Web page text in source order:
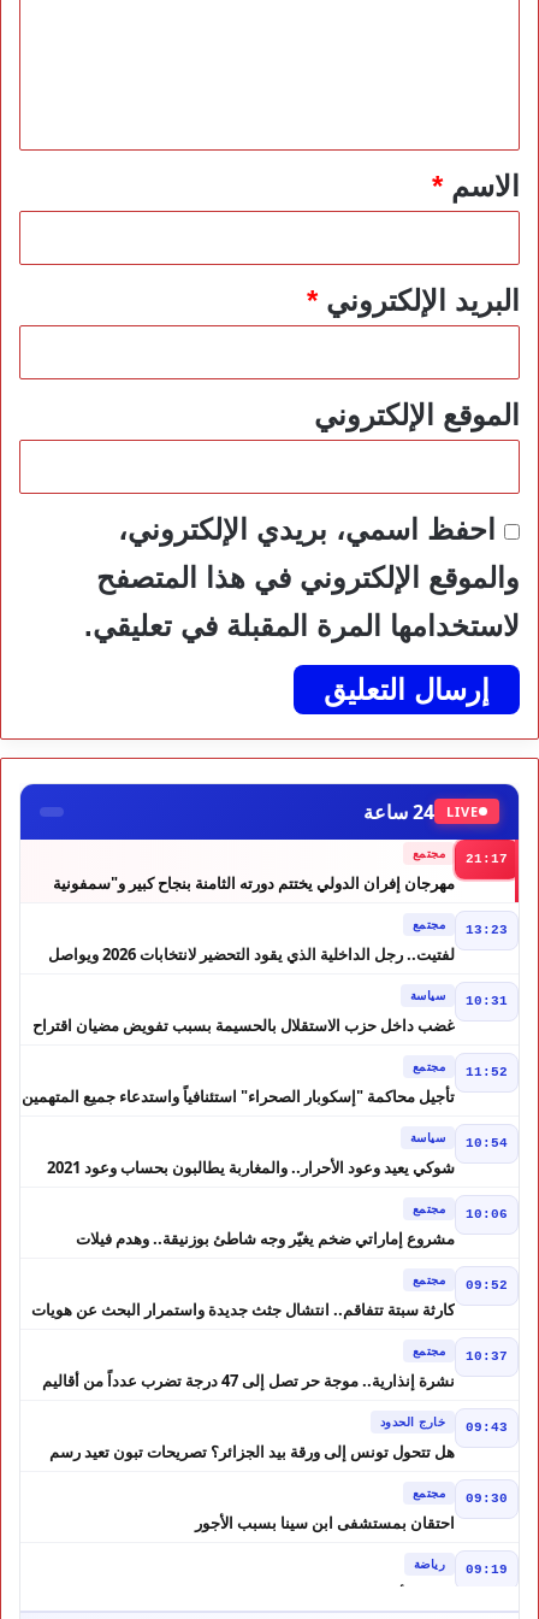
*الاسم*
البريد الإلكتروني*
الموقع الإلكتروني
احفظ اسمي، بريدي الإلكتروني،
والموقع الإلكتروني في هذا المتصفح
لاستخدامها المرة المقبلة في تعليقي.
LIVE 24 ساعة
21:17 مجتمع
مهرجان إفران الدولي يختتم دورته الثامنة بنجاح كبير و"سمفونية
13:23 مجتمع
لفتيت.. رجل الداخلية الذي يقود التحضير لانتخابات 2026 ويواصل
10:31 سياسة
غضب داخل حزب الاستقلال بالحسيمة بسبب تفويض مضيان اقتراح
11:52 مجتمع
تأجيل محاكمة "إسكوبار الصحراء" استئنافياً واستدعاء جميع المتهمين
10:54 سياسة
شوكي يعيد وعود الأحرار.. والمغاربة يطالبون بحساب وعود 2021
10:06 مجتمع
مشروع إماراتي ضخم يغيّر وجه شاطئ بوزنيقة.. وهدم فيلات
09:52 مجتمع
كارثة سبتة تتفاقم.. انتشال جثث جديدة واستمرار البحث عن هويات
10:37 مجتمع
نشرة إنذارية.. موجة حر تصل إلى 47 درجة تضرب عدداً من أقاليم
09:43 خارج الحدود
هل تتحول تونس إلى ورقة بيد الجزائر؟ تصريحات تبون تعيد رسم
09:30 مجتمع
احتقان بمستشفى ابن سينا بسبب الأجور
09:19 رياضة
لبؤات الأطلس إلى ربع النهائي في الصدارة